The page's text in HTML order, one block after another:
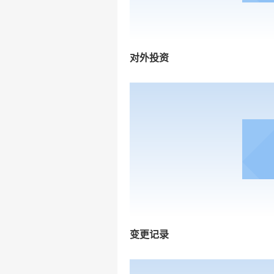
对外投资
变更记录